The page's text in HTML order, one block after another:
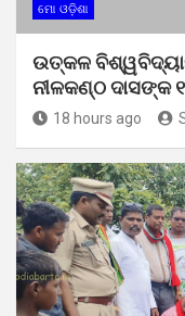
ମୋ ଓଡ଼ିଶା
ଉତ୍କଳ
ନୀଳକଣ୍ଠ ଦାସଙ୍କ
18 hours ago